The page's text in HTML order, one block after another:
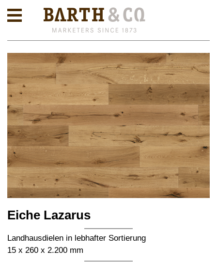
Eiche Lazarus
Landhausdielen in lebhafter Sortierung
15 x 260 x 2.200 mm